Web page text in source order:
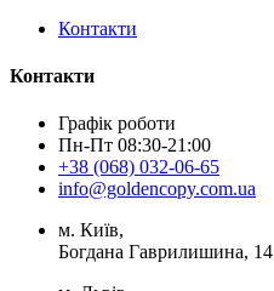
Контакти
Контакти
Графік роботи
Пн-Пт 08:30-21:00
+38 (068) 032-06-65
info@goldencopy.com.ua
м. Київ,
Богдана Гаврилишина, 14